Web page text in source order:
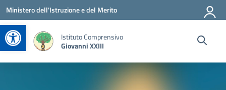
Apri la barra degli strumenti
Vai ai contenuti
Vai al menu di navigazione
Vai al footer
Ministero dell'Istruzione e del Merito
Istituto Comprensivo
Giovanni XXIII